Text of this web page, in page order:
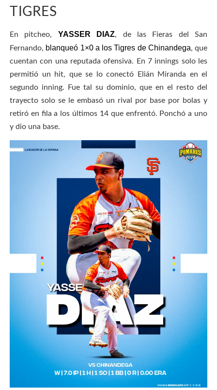
TIGRES
En pitcheo, YASSER DIAZ, de las Fieras del San
Fernando, blanqueó 1×0 a los Tigres de Chinandega, que
cuentan con una reputada ofensiva. En 7 innings solo les
permitió un hit, que se lo conectó Elián Miranda en el
segundo inning. Fue tal su dominio, que en el resto del
trayecto solo se le embasó un rival por base por bolas y
retiró en fila a los últimos 14 que enfrentó. Ponchó a uno
y dio una base.